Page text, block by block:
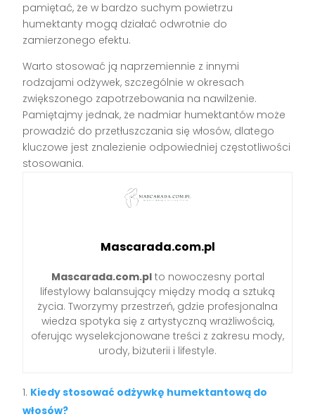
pamiętać, że w bardzo suchym powietrzu
humektanty mogą działać odwrotnie do
zamierzonego efektu.
Warto stosować ją naprzemiennie z innymi
rodzajami odżywek, szczególnie w okresach
zwiększonego zapotrzebowania na nawilżenie.
Pamiętajmy jednak, że nadmiar humektantów może
prowadzić do przetłuszczania się włosów, dlatego
kluczowe jest znalezienie odpowiedniej częstotliwości
stosowania.
Mascarada.com.pl
Mascarada.com.plto nowoczesny portal
lifestylowy balansujący między modą a sztuką
życia. Tworzymy przestrzeń, gdzie profesjonalna
wiedza spotyka się z artystyczną wrażliwością,
oferując wyselekcjonowane treści z zakresu mody,
urody, biżuterii i lifestyle.
Kiedy stosować odżywkę humektantową do
włosów?